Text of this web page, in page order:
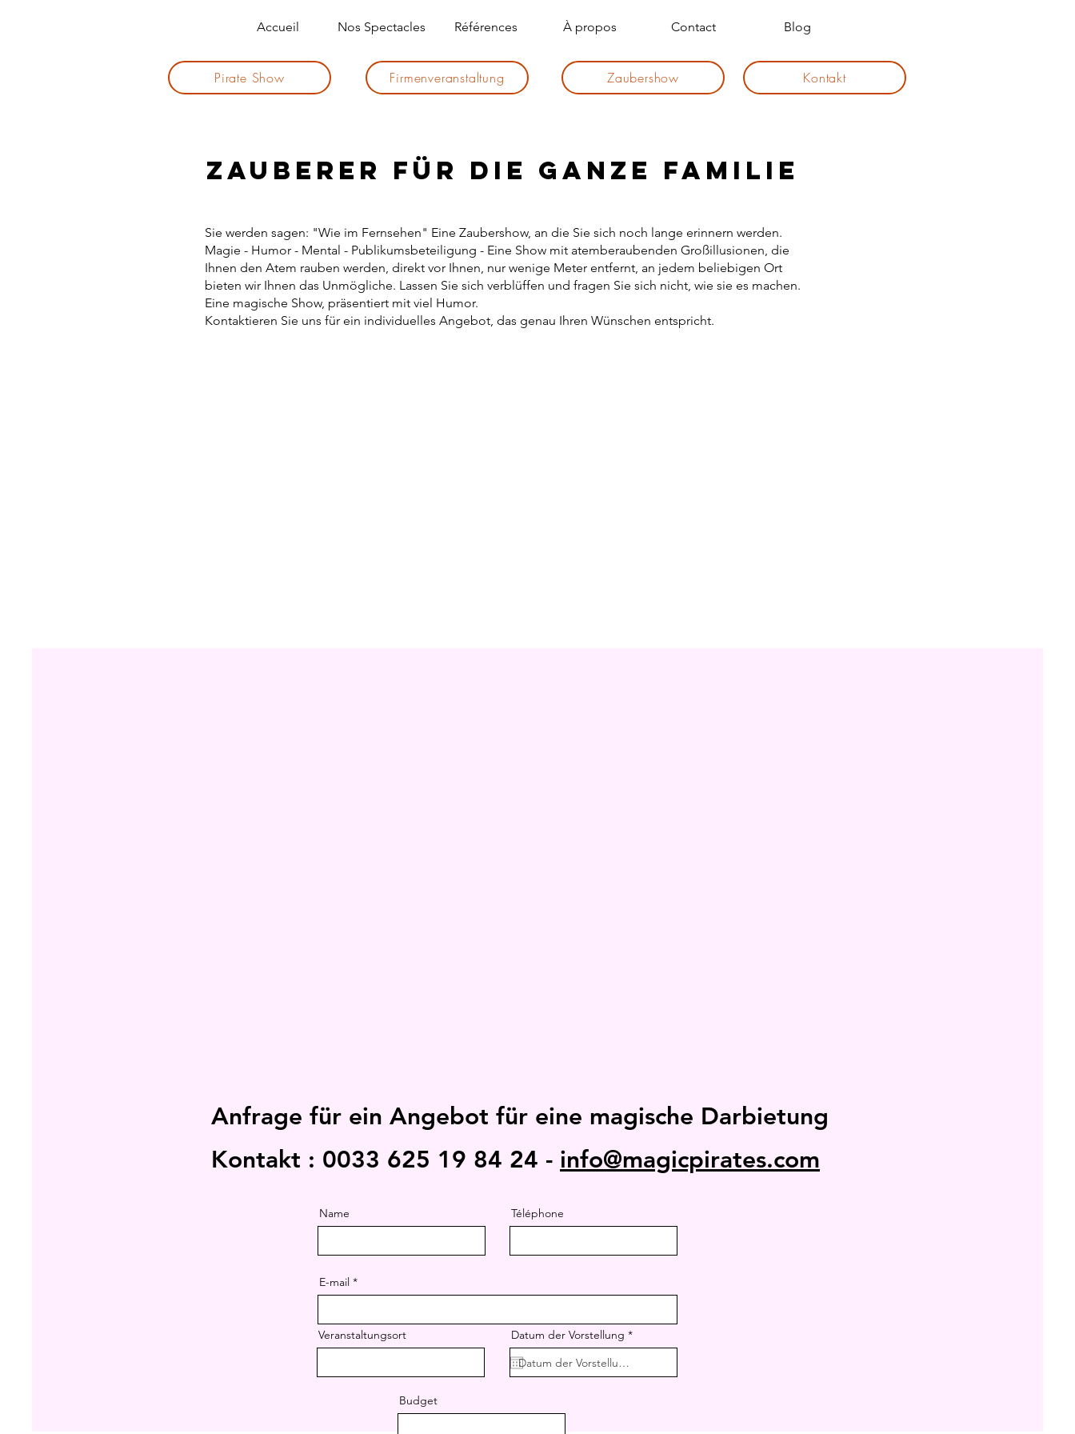
Accueil Nos Spectacles Références À propos Contact Blog
Pirate Show Firmenveranstaltung Zaubershow Kontakt
Zauberer für die ganze Familie
Sie werden sagen: "Wie im Fernsehen" Eine Zaubershow, an die Sie sich noch lange erinnern werden.
Magie - Humor - Mental - Publikumsbeteiligung - Eine Show mit atemberaubenden Großillusionen, die
Ihnen den Atem rauben werden, direkt vor Ihnen, nur wenige Meter entfernt, an jedem beliebigen Ort
bieten wir Ihnen das Unmögliche. Lassen Sie sich verblüffen und fragen Sie sich nicht, wie sie es machen.
Eine magische Show, präsentiert mit viel Humor.
Kontaktieren Sie uns für ein individuelles Angebot, das genau Ihren Wünschen entspricht.
Anfrage für ein Angebot für eine magische Darbietung
Kontakt : 0033 625 19 84 24 - info@magicpirates.com
Name Téléphone
E-mail
Veranstaltungsort Datum der Vorstellung *r
e
i
Budget